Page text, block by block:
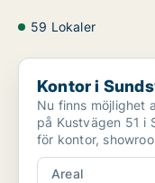
59 Lokaler
Kontor i Sundsvall
Kontor i
Nu finns möjlighet
på Kustvägen 51 i
för kontor,
Areal